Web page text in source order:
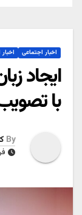
اخبار اجتماعی
ایجاد
با
By